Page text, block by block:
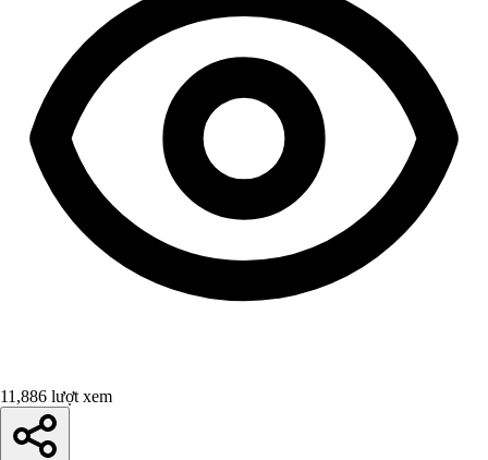
11,886 lượt xem